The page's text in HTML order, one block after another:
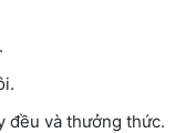
đều và thưởng thức.